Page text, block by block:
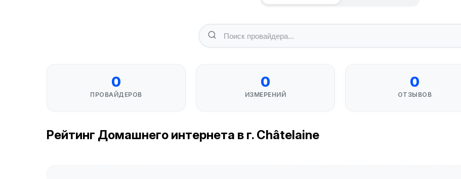
0
ПРОВАЙДЕРОВ
0
ИЗМЕРЕНИЙ
0
ОТЗЫВОВ
Рейтинг Домашнего интернета в г. Châtelaine